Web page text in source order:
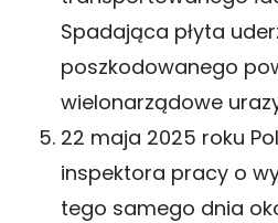
Spadająca płyta
poszkodowanego
wielonarządowe
22 maja 2025 roku
inspektora pracy o
tego samego dnia